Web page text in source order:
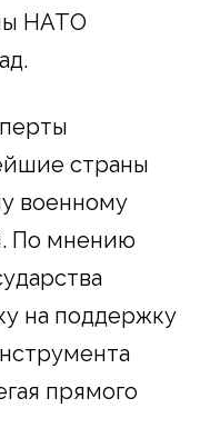
НАТО
страны
военному
По мнению
на поддержку
прямого